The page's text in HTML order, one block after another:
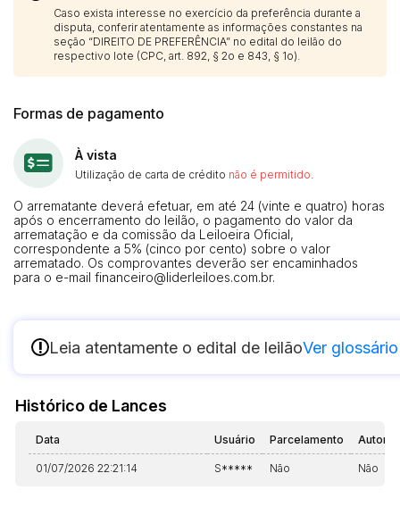
Caso exista interesse no exercício da preferência durante a
disputa, conferir atentamente as informações constantes na
seção “DIREITO DE PREFERÊNCIA” no edital do leilão do
respectivo lote (CPC, art. 892, § 2o e 843, § 1o).
Formas de pagamento
À vista
Utilização de carta de crédito não é permitido
O arrematante deverá efetuar, em até 24 (vinte e quatro) horas
após o encerramento do leilão, o pagamento do valor da
arrematação e da comissão da Leiloeira Oficial,
correspondente a 5% (cinco por cento) sobre o valor
arrematado. Os comprovantes deverão ser encaminhados
para o e-mail financeiro@liderleiloes.com.br.
! Leia atentamente o edital de leilãoVer
Histórico de Lances
Data Usuário Parcelamento
01/07/2026 22:21:14 S***** Não Não